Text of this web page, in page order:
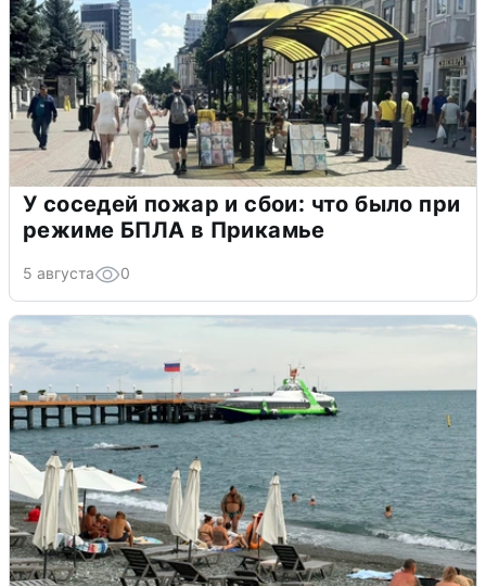
У соседей пожар и сбои: что было при
режиме БПЛА в Прикамье
5 августа 0